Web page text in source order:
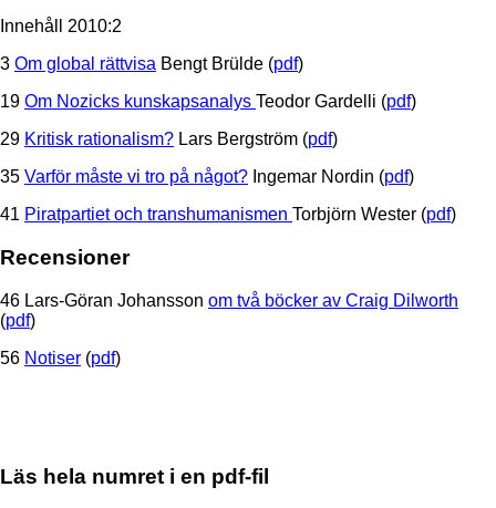
Innehåll 2010:2
3 Om global rättvisa Bengt Brülde (pdf)
19 Om Nozicks kunskapsanalys Teodor Gardelli (pdf)
29 Kritisk rationalism? Lars Bergström (pdf)
35 Varför måste vi tro på något? Ingemar Nordin (pdf)
41 Piratpartiet och transhumanismen Torbjörn Wester (pdf)
Recensioner
46 Lars-Göran Johansson om två böcker av Craig Dilworth
(pdf)
56 Notiser (pdf)
Läs hela numret i en pdf-fil